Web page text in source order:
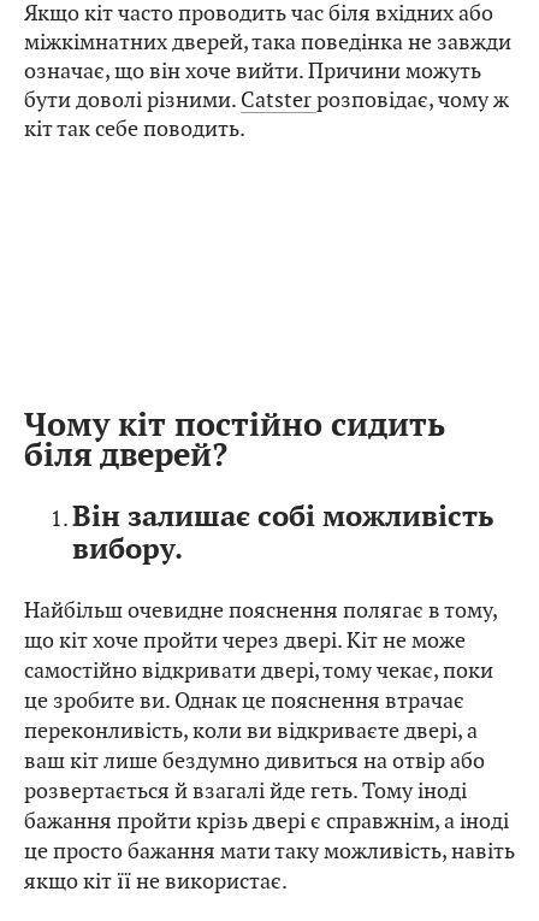
Якщо кіт часто проводить час біля вхідних або
міжкімнатних дверей, така поведінка не завжди
означає, що він хоче вийти. Причини можуть
бути доволі різними. Catsterрозповідає, чому ж
кіт так себе поводить.
Чому кіт постійно сидить
біля дверей?
Він залишає собі можливість
вибору.
Найбільш очевидне пояснення полягає в тому,
що кіт хоче пройти через двері. Кіт не може
самостійно відкривати двері, тому чекає, поки
це зробите ви. Однак це пояснення втрачає
переконливість, коли ви відкриваєте двері, а
ваш кіт лише бездумно дивиться на отвір або
розвертається й взагалі йде геть. Тому іноді
бажання пройти крізь двері є справжнім, а іноді
це просто бажання мати таку можливість, навіть
якщо кіт її не використає.